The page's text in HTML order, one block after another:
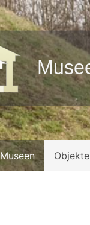
Museen Objekte